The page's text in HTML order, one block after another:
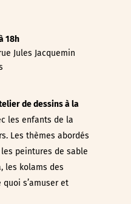
18h
Jules Jacquemin
de dessins à la
les enfants de la
Les thèmes abordés
peintures de sable
les kolams des
s’amuser et